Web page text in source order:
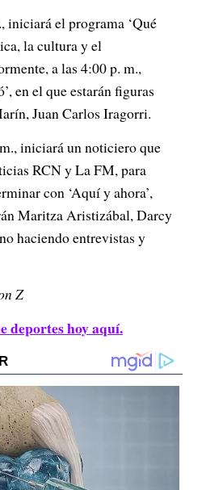
iniciará el programa ‘Qué
la cultura y el
a las 4:00 p. m.,
en el que estarán figuras
Juan Carlos Iragorri.
iniciará un noticiero que
RCN y La FM, para
con ‘Aquí y ahora’,
Maritza Aristizábal, Darcy
haciendo entrevistas y
Z
deportes hoy aquí.